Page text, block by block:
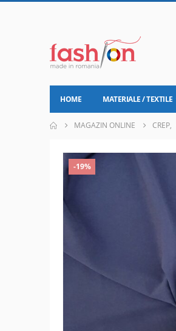
HOME MATERIALE / TEXTILE
MAGAZIN ONLINE CREP,
-19%